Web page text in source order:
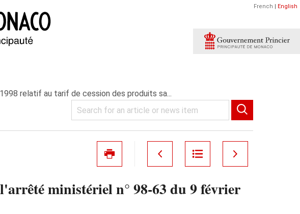
French | English
relatif au tarif de cession des produits sa...
ministériel n° 98-63 du 9 février